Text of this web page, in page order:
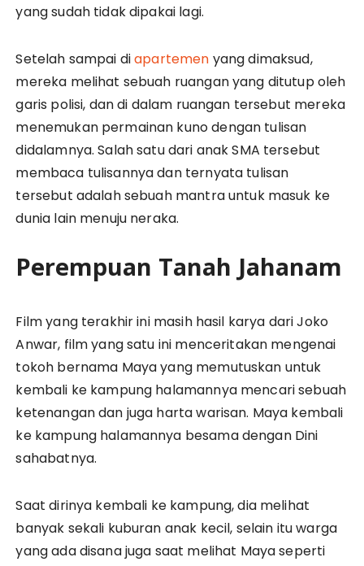
yang sudah tidak dipakai lagi.
Setelah sampai diapartemen yang dimaksud,
mereka melihat sebuah ruangan yang ditutup oleh
garis polisi, dan di dalam ruangan tersebut mereka
menemukan permainan kuno dengan tulisan
didalamnya. Salah satu dari anak SMA tersebut
membaca tulisannya dan ternyata tulisan
tersebut adalah sebuah mantra untuk masuk ke
dunia lain menuju neraka.
Perempuan Tanah Jahanam
Film yang terakhir ini masih hasil karya dari Joko
Anwar, film yang satu ini menceritakan mengenai
tokoh bernama Maya yang memutuskan untuk
kembali ke kampung halamannya mencari sebuah
ketenangan dan juga harta warisan. Maya kembali
ke kampung halamannya besama dengan Dini
sahabatnya.
Saat dirinya kembali ke kampung, dia melihat
banyak sekali kuburan anak kecil, selain itu warga
yang ada disana juga saat melihat Maya seperti